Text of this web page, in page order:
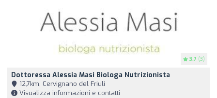
3.7 (3)
Dottoressa Alessia Masi Biologa Nutrizionista
12,7km, Cervignano del Friuli
Visualizza informazioni e contatti